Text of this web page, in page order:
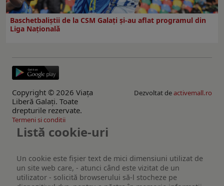
Baschetbaliștii de la CSM Galați și-au aflat programul din
Liga Națională
Copyright © 2026 Viaţa
Liberă Galaţi. Toate
drepturile rezervate.
Dezvoltat deactivemall.ro
Termeni si conditii
Listă cookie-uri
Un cookie este fişier text de mici dimensiuni utilizat de
un site web care, - atunci când este vizitat de un
utilizator - solicită browserului să-l stocheze pe